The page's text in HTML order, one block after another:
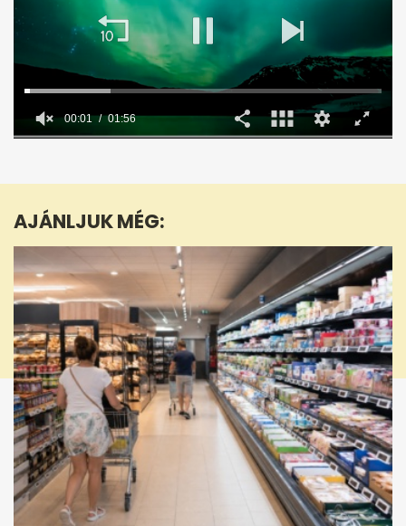
1
56
seconds
AJÁNLJUK MÉG: